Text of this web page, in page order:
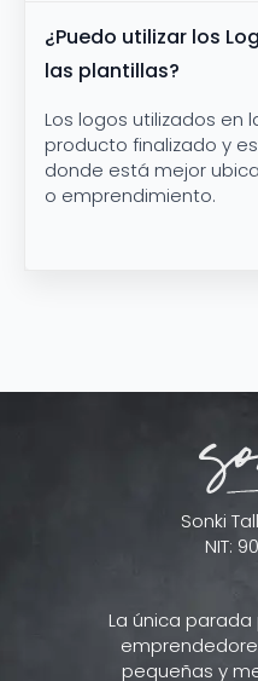
¿Puedo utilizar los
las plantillas?
Los logos utilizados en
producto finalizado y
donde está mejor
o emprendimiento.
Sonki
NIT:
La única
pequeñas y